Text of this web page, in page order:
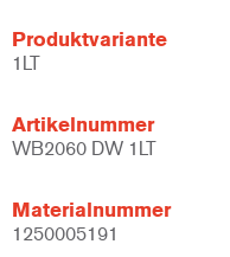
Produktvariante
1LT
Artikelnummer
WB2060 DW 1LT
Materialnummer
1250005191